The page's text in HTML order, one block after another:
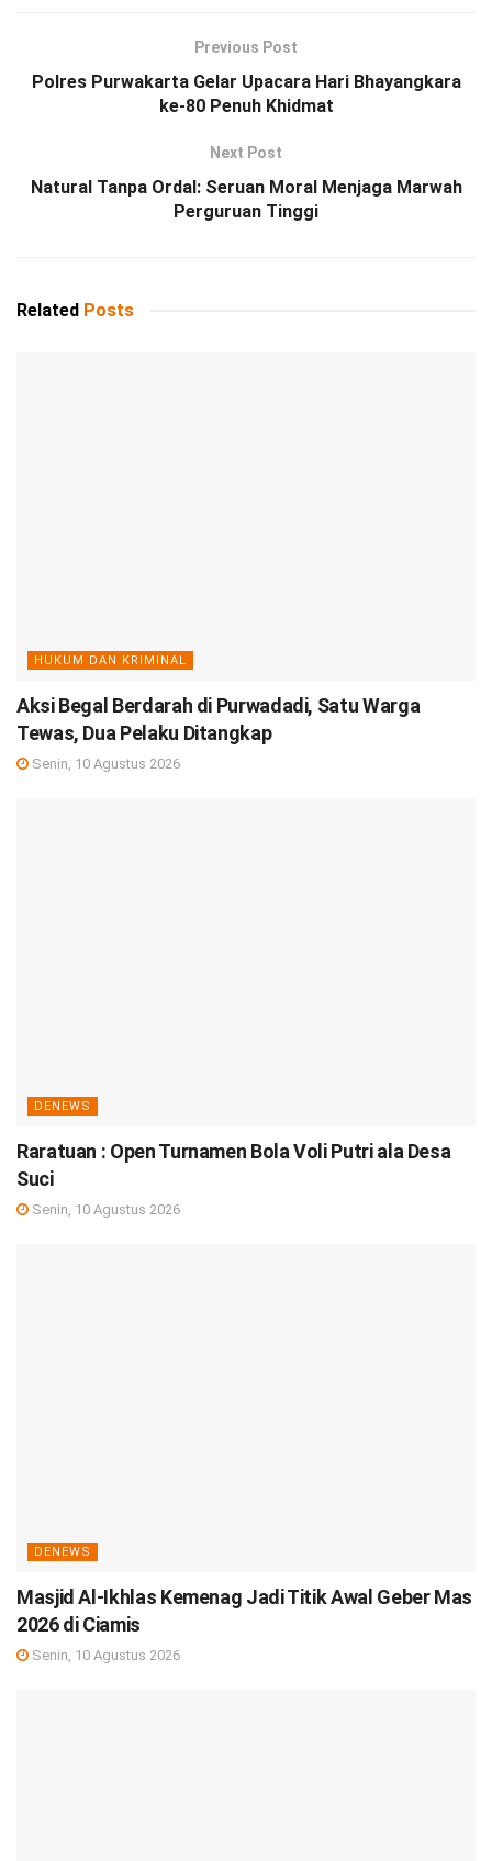
Previous Post
Polres Purwakarta Gelar Upacara Hari Bhayangkara
ke-80 Penuh Khidmat
Next Post
Natural Tanpa Ordal: Seruan Moral Menjaga Marwah
Perguruan Tinggi
Related Posts
HUKUM DAN KRIMINAL
Aksi Begal Berdarah di Purwadadi, Satu Warga
Tewas, Dua Pelaku Ditangkap
Senin, 10 Agustus 2026
DENEWS
Raratuan : Open Turnamen Bola Voli Putri ala Desa
Suci
Senin, 10 Agustus 2026
DENEWS
Masjid Al-Ikhlas Kemenag Jadi Titik Awal Geber Mas
2026 di Ciamis
Senin, 10 Agustus 2026